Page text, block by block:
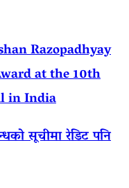
Razopadhyay
at the 10th
in India
सूचीमा रेडिट पनि